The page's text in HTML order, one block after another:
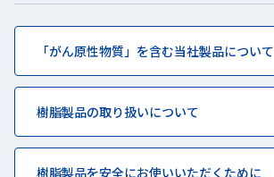
「がん原性物質」を含む当社製品について
樹脂製品の取り扱いについて
樹脂製品を安全にお使いいただくために